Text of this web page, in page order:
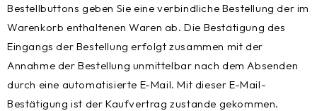
Bestellbuttons geben Sie eine verbindliche Bestellung der im
Warenkorb enthaltenen Waren ab. Die Bestätigung des
Eingangs der Bestellung erfolgt zusammen mit der
Annahme der Bestellung unmittelbar nach dem Absenden
durch eine automatisierte E-Mail. Mit dieser E-Mail-
Bestätigung ist der Kaufvertrag zustande gekommen.